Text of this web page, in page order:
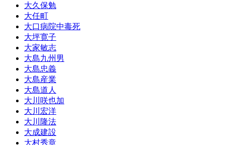
大久保勉
大任町
大口病院中毒死
大坪寛子
大家敏志
大島九州男
大島忠義
大島産業
大島道人
大川咲也加
大川宏洋
大川隆法
大成建設
大村秀章